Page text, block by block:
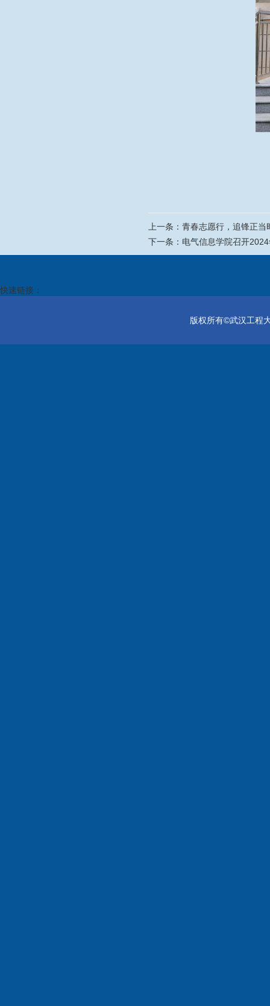
上一条： 青春志愿行，追锋正当
下一条： 电气信息学院召开
快速链接：
版权所有©武汉工程